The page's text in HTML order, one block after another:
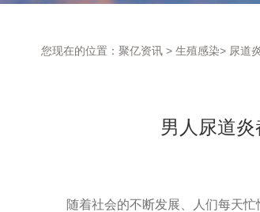
您现在的位置： 聚亿资讯 > 生殖感染> 尿道
男人尿道
随着社会的不断发展、人们每天